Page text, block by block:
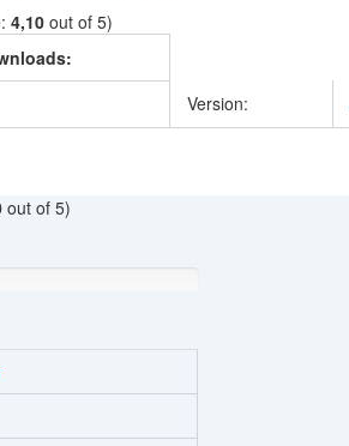
4,10out of 5)
Version:
out of 5)